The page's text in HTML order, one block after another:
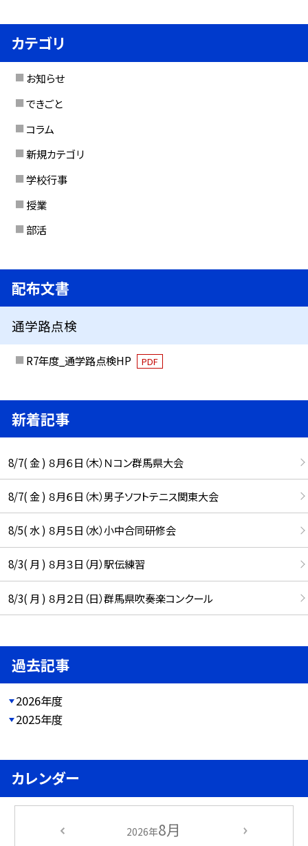
カテゴリ
お知らせ
できごと
コラム
新規カテゴリ
学校行事
授業
部活
配布文書
通学路点検
R7年度_通学路点検HP PDF
新着記事
8/7( 金 ) ８月６日（木）Ｎコン群馬県大会
8/7( 金 ) ８月６日（木）男子ソフトテニス関東大会
8/5( 水 ) ８月５日（水）小中合同研修会
8/3( 月 ) ８月３日（月）駅伝練習
8/3( 月 ) ８月２日（日）群馬県吹奏楽コンクール
過去記事
2026年度
2025年度
カレンダー
2026年8月